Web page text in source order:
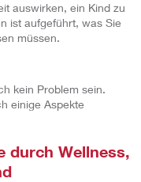
auswirken, ein Kind zu
ist aufgeführt, was Sie
müssen.
kein Problem sein.
einige Aspekte
durch Wellness,